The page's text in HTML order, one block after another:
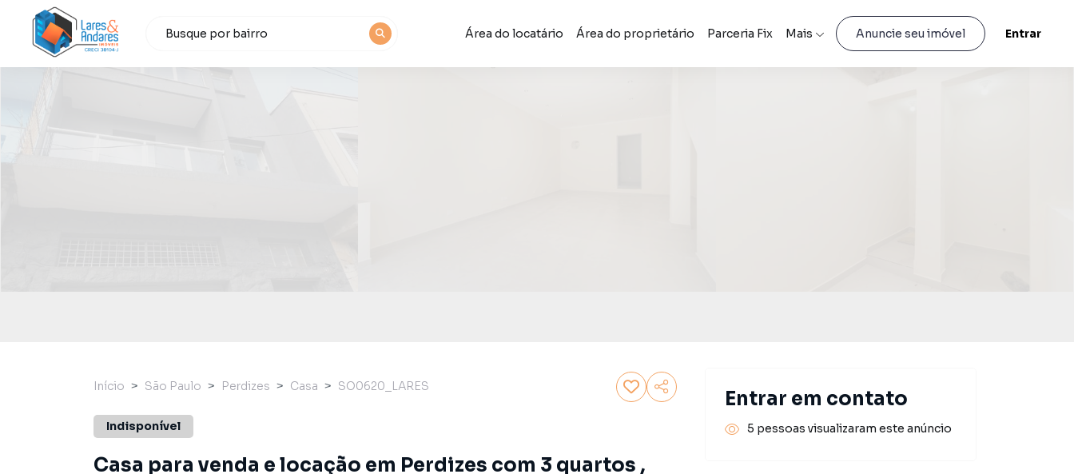
Área do locatário Área do proprietário Parceria Fix Mais Anuncie seu imóvel Entrar
Início São Paulo Perdizes Casa SO0620_LARES
Indisponível
Casa para venda e locação em Perdizes com 3 quartos ,
Entrar em contato
5 pessoas visualizaram este anúncio